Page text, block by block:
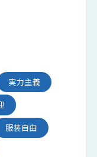
実力主義
服装自由